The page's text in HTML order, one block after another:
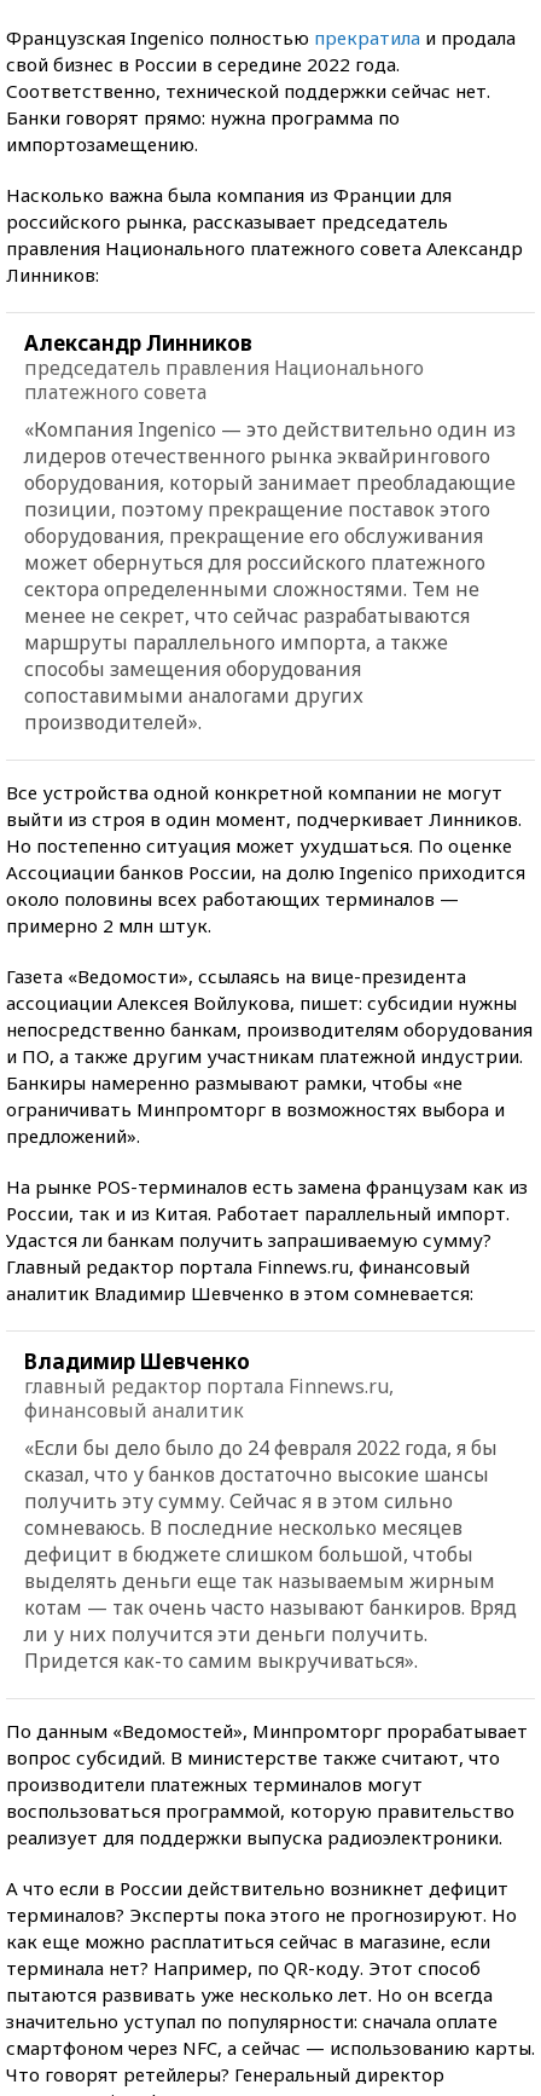
Французская Ingenico полностью прекратила и продала
свой бизнес в России в середине 2022 года.
Соответственно, технической поддержки сейчас нет.
Банки говорят прямо: нужна программа по
импортозамещению.
Насколько важна была компания из Франции для
российского рынка, рассказывает председатель
правления Национального платежного совета Александр
Линников:
Александр Линников
председатель правления Национального
платежного совета
«Компания Ingenico — это действительно один из
лидеров отечественного рынка эквайрингового
оборудования, который занимает преобладающие
позиции, поэтому прекращение поставок этого
оборудования, прекращение его обслуживания
может обернуться для российского платежного
сектора определенными сложностями. Тем не
менее не секрет, что сейчас разрабатываются
маршруты параллельного импорта, а также
способы замещения оборудования
сопоставимыми аналогами других
производителей».
Все устройства одной конкретной компании не могут
выйти из строя в один момент, подчеркивает Линников.
Но постепенно ситуация может ухудшаться. По оценке
Ассоциации банков России, на долю Ingenico приходится
около половины всех работающих терминалов —
примерно 2 млн штук.
Газета «Ведомости», ссылаясь на вице-президента
ассоциации Алексея Войлукова, пишет: субсидии нужны
непосредственно банкам, производителям оборудования
и ПО, а также другим участникам платежной индустрии.
Банкиры намеренно размывают рамки, чтобы «не
ограничивать Минпромторг в возможностях выбора и
предложений».
На рынке POS-терминалов есть замена французам как из
России, так и из Китая. Работает параллельный импорт.
Удастся ли банкам получить запрашиваемую сумму?
Главный редактор портала Finnews.ru, финансовый
аналитик Владимир Шевченко в этом сомневается:
Владимир Шевченко
главный редактор портала Finnews.ru,
финансовый аналитик
«Если бы дело было до 24 февраля 2022 года, я бы
сказал, что у банков достаточно высокие шансы
получить эту сумму. Сейчас я в этом сильно
сомневаюсь. В последние несколько месяцев
дефицит в бюджете слишком большой, чтобы
выделять деньги еще так называемым жирным
котам — так очень часто называют банкиров. Вряд
ли у них получится эти деньги получить.
Придется как-то самим выкручиваться».
По данным «Ведомостей», Минпромторг прорабатывает
вопрос субсидий. В министерстве также считают, что
производители платежных терминалов могут
воспользоваться программой, которую правительство
реализует для поддержки выпуска радиоэлектроники.
А что если в России действительно возникнет дефицит
терминалов? Эксперты пока этого не прогнозируют. Но
как еще можно расплатиться сейчас в магазине, если
терминала нет? Например, по QR-коду. Этот способ
пытаются развивать уже несколько лет. Но он всегда
значительно уступал по популярности: сначала оплате
смартфоном через NFC, а сейчас — использованию карты.
Что говорят ретейлеры? Генеральный директор